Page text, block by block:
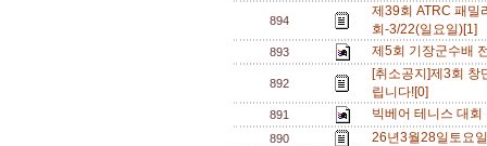
894
제39회 ATRC 패밀
회-3/22(일요일)[1]
893 제5회 기장군수배
892
[취소공지]제3회 창
립니다![0]
891 빅베어 테니스 대
890 26년3월28일토요